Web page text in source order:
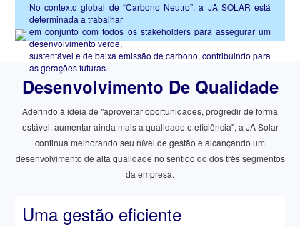
No contexto global de “Carbono Neutro”, a JA SOLAR está
determinada a trabalhar
em conjunto com todos os stakeholders para assegurar um
desenvolvimento verde,
sustentável e de baixa emissão de carbono, contribuindo para
as gerações futuras.
Desenvolvimento De Qualidade
Aderindo à ideia de "aproveitar oportunidades, progredir de forma
estável, aumentar ainda mais a qualidade e eficiência", a JA Solar
continua melhorando seu nível de gestão e alcançando um
desenvolvimento de alta qualidade no sentido do dos três segmentos
da empresa.
Uma gestão eficiente